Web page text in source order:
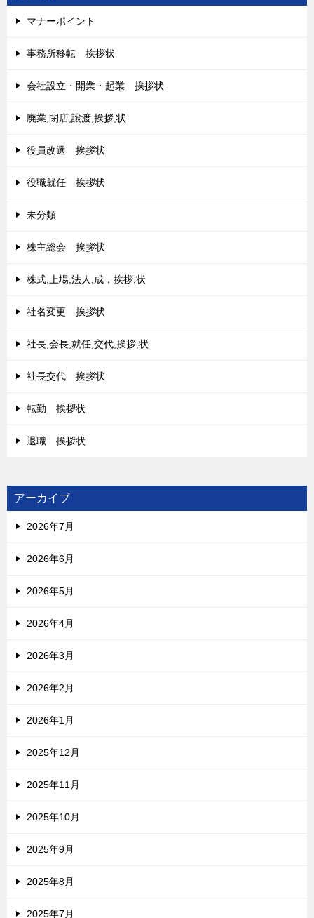
マナーポイント
事務所移転 挨拶状
会社設立・開業・起業 挨拶状
廃業,閉店,譲渡,挨拶,状
役員改選 挨拶状
役職就任 挨拶状
未分類
株主総会 挨拶状
株式,上場,法人,成，挨拶,状
社名変更 挨拶状
社長,会長,就任,交代,挨拶,状
社長交代 挨拶状
転勤 挨拶状
退職 挨拶状
アーカイブ
2026年7月
2026年6月
2026年5月
2026年4月
2026年3月
2026年2月
2026年1月
2025年12月
2025年11月
2025年10月
2025年9月
2025年8月
2025年7月